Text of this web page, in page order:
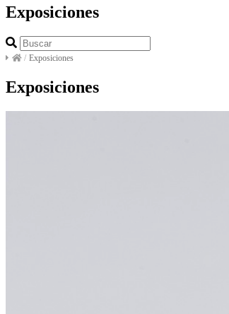
Exposiciones
/ Exposiciones
Exposiciones